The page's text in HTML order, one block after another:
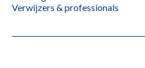
Verwijzers & professionals